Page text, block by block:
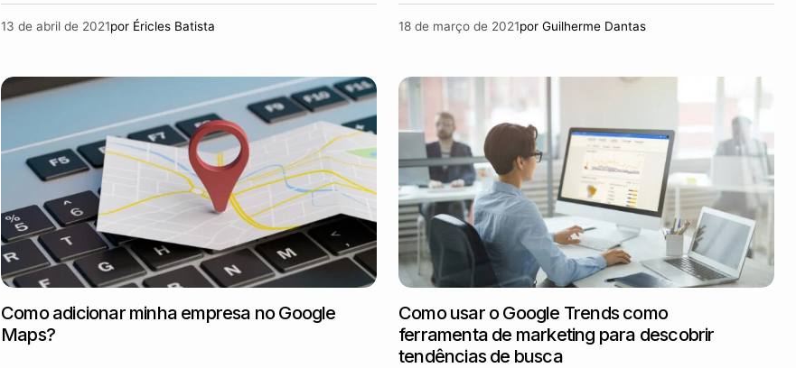
13 de abril de 2021por Éricles Batista 18 de março de 2021por Guilherme Dantas
Como adicionar minha empresa no Google
Maps?
Como usar o Google Trends como
ferramenta de marketing para descobrir
tendências de busca